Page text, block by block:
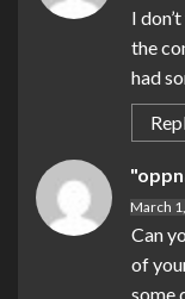
I
the
had
March
Can
of
some